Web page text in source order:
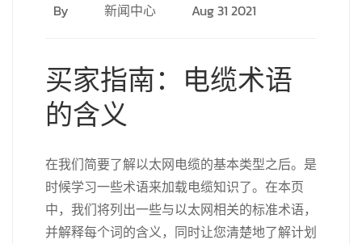
By 新闻中心 Aug 31 2021
买家指南：电缆术语
的含义
在我们简要了解以太网电缆的基本类型之后。是
时候学习一些术语来加载电缆知识了。在本页
中，我们将列出一些与以太网相关的标准术语，
并解释每个词的含义，同时让您清楚地了解计划